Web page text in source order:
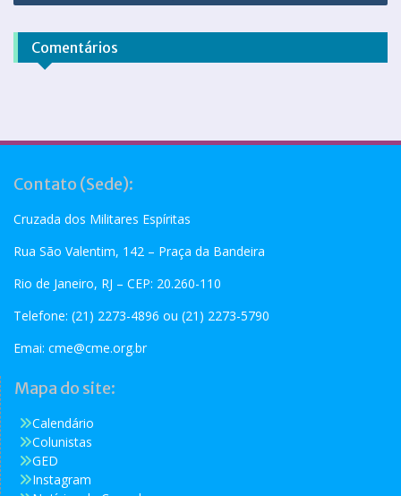
Comentários
Contato (Sede):
Cruzada dos Militares Espíritas
Rua São Valentim, 142 – Praça da Bandeira
Rio de Janeiro, RJ – CEP: 20.260-110
Telefone: (21) 2273-4896 ou (21) 2273-5790
Emai: cme@cme.org.br
Mapa do site:
Calendário
Colunistas
GED
Instagram